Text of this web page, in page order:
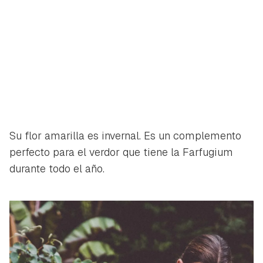
Su flor amarilla es invernal. Es un complemento
perfecto para el verdor que tiene la Farfugium
durante todo el año.